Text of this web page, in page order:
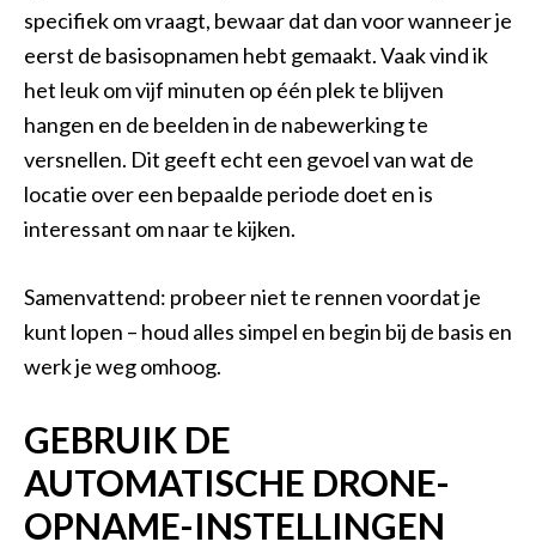
specifiek om vraagt, bewaar dat dan voor wanneer je
eerst de basisopnamen hebt gemaakt. Vaak vind ik
het leuk om vijf minuten op één plek te blijven
hangen en de beelden in de nabewerking te
versnellen. Dit geeft echt een gevoel van wat de
locatie over een bepaalde periode doet en is
interessant om naar te kijken.
Samenvattend: probeer niet te rennen voordat je
kunt lopen – houd alles simpel en begin bij de basis en
werk je weg omhoog.
GEBRUIK DE
AUTOMATISCHE DRONE-
OPNAME-INSTELLINGEN